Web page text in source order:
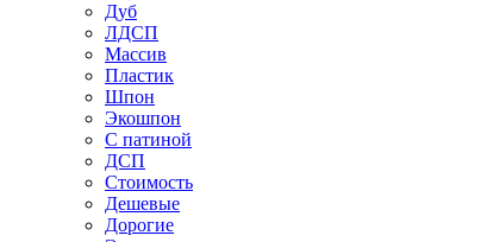
Дуб
ЛДСП
Массив
Пластик
Шпон
Экошпон
С патиной
ДСП
Стоимость
Дешевые
Дорогие